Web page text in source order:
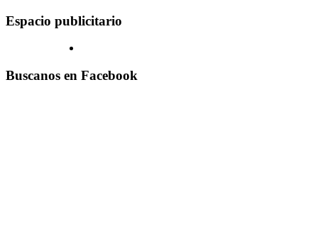
Espacio publicitario
Buscanos en Facebook